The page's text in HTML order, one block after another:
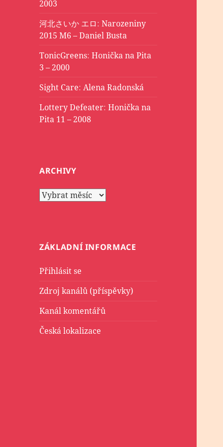
2003
河北さいか エロ:Narozeniny
2015 M6 – Daniel Busta
TonicGreens:Honička na Pita
3 – 2000
Sight Care:Alena Radonská
Lottery Defeater:Honička na
Pita 11 – 2008
ARCHIVY
Archivy
ZÁKLADNÍ INFORMACE
Přihlásit se
Zdroj kanálů (příspěvky)
Kanál komentářů
Česká lokalizace